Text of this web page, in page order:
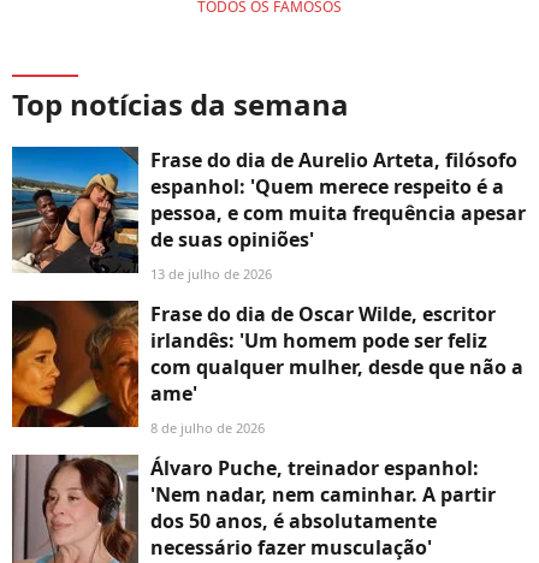
TODOS OS FAMOSOS
Top notícias da semana
Frase do dia de Aurelio Arteta, filósofo
espanhol: 'Quem merece respeito é a
pessoa, e com muita frequência apesar
de suas opiniões'
13 de julho de 2026
Frase do dia de Oscar Wilde, escritor
irlandês: 'Um homem pode ser feliz
com qualquer mulher, desde que não a
ame'
8 de julho de 2026
Álvaro Puche, treinador espanhol:
'Nem nadar, nem caminhar. A partir
dos 50 anos, é absolutamente
necessário fazer musculação'